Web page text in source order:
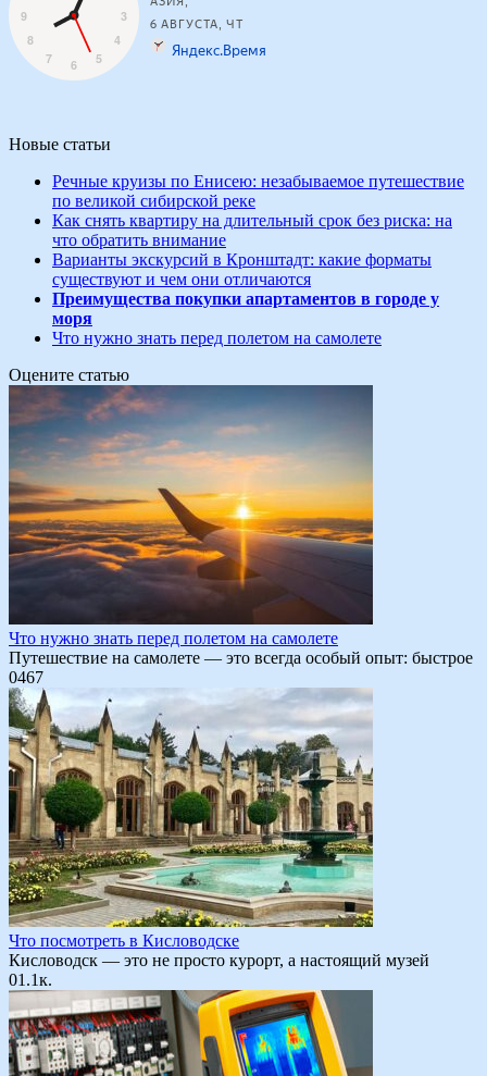
Новые статьи
Речные круизы по Енисею: незабываемое путешествие
по великой сибирской реке
Как снять квартиру на длительный срок без риска: на
что обратить внимание
Варианты экскурсий в Кронштадт: какие форматы
существуют и чем они отличаются
Преимущества покупки апартаментов в городе у
моря
Что нужно знать перед полетом на самолете
Оцените статью
Что нужно знать перед полетом на самолете
Путешествие на самолете — это всегда особый опыт: быстрое
0467
Что посмотреть в Кисловодске
Кисловодск — это не просто курорт, а настоящий музей
01.1к.